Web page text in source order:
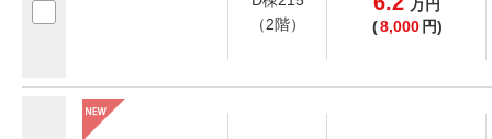
（2階）
万円
(8,000 円)